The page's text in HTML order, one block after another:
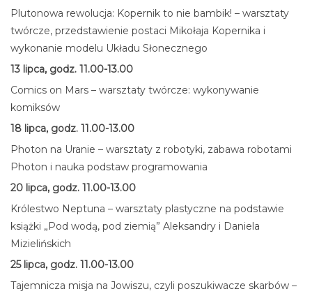
Plutonowa rewolucja: Kopernik to nie bambik! – warsztaty
twórcze, przedstawienie postaci Mikołaja Kopernika i
wykonanie modelu Układu Słonecznego
13 lipca, godz. 11.00-13.00
Comics on Mars – warsztaty twórcze: wykonywanie
komiksów
18 lipca, godz. 11.00-13.00
Photon na Uranie – warsztaty z robotyki, zabawa robotami
Photon i nauka podstaw programowania
20 lipca, godz. 11.00-13.00
Królestwo Neptuna – warsztaty plastyczne na podstawie
książki „Pod wodą, pod ziemią” Aleksandry i Daniela
Mizielińskich
25 lipca, godz. 11.00-13.00
Tajemnicza misja na Jowiszu, czyli poszukiwacze skarbów –